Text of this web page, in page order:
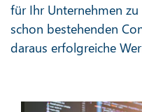
für Ihr Unternehmen
schon bestehenden
daraus erfolgreiche